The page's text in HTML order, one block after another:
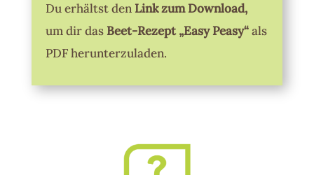
Du erhältst den Link zum Download,
um dir das Beet-Rezept „Easy Peasy“als
PDF herunterzuladen.